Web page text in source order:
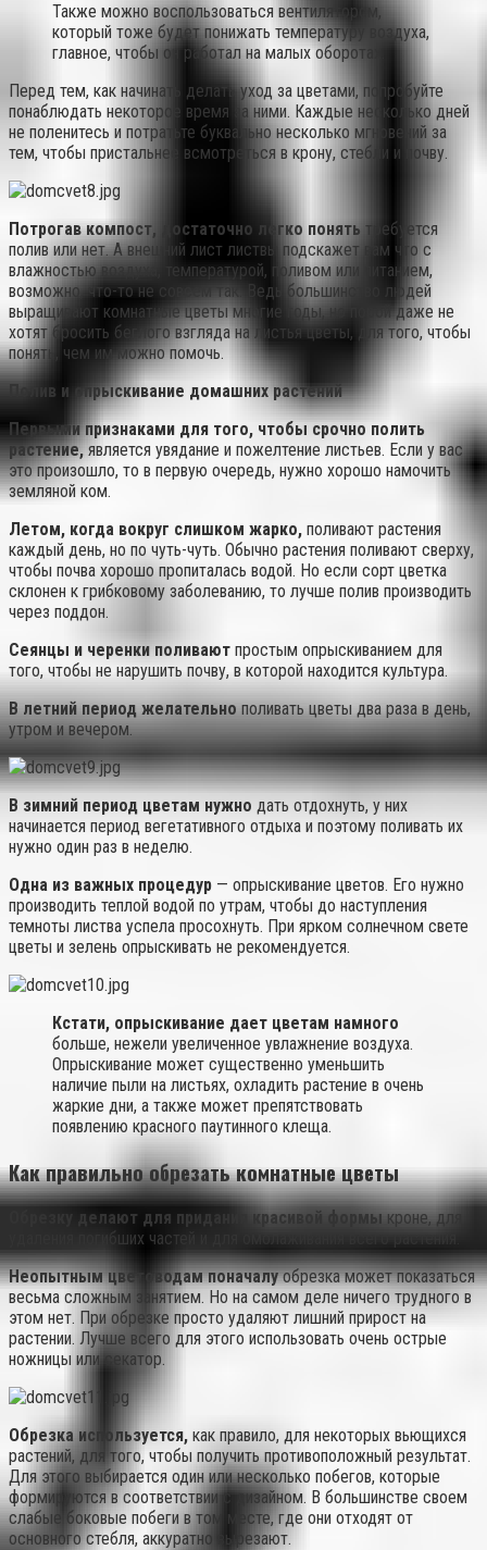
Также можно воспользоваться вентилятором,
который тоже будет понижать температуру воздуха,
главное, чтобы он работал на малых оборотах.
Перед тем, как начинать делать уход за цветами, попробуйте
понаблюдать некоторое время за ними. Каждые несколько дней
не поленитесь и потратьте буквально несколько мгновений за
тем, чтобы пристальнее всмотреться в крону, стебли и почву.
Потрогав компост, достаточно легко понять требуется
полив или нет. А внешний лист листвы подскажет вам что с
влажностью воздуха, температурой, поливом или питанием,
возможно, что-то не совсем так. Ведь большинство людей
выращивают комнатные цветы многие годы, но порой даже не
хотят бросить беглого взгляда на листья цветы, для того, чтобы
понять, чем им можно помочь.
Полив и опрыскивание домашних растений
Первыми признаками для того, чтобы срочно полить
растение,является увядание и пожелтение листьев. Если у вас
это произошло, то в первую очередь, нужно хорошо намочить
земляной ком.
Летом, когда вокруг слишком жарко, поливают растения
каждый день, но по чуть-чуть. Обычно растения поливают сверху,
чтобы почва хорошо пропиталась водой. Но если сорт цветка
склонен к грибковому заболеванию, то лучше полив производить
через поддон.
Сеянцы и черенки поливают простым опрыскиванием для
того, чтобы не нарушить почву, в которой находится культура.
В летний период желательнополивать цветы два раза в день,
утром и вечером.
В зимний период цветам нужно дать отдохнуть, у них
начинается период вегетативного отдыха и поэтому поливать их
нужно один раз в неделю.
Одна из важных процедур — опрыскивание цветов. Его нужно
производить теплой водой по утрам, чтобы до наступления
темноты листва успела просохнуть. При ярком солнечном свете
цветы и зелень опрыскивать не рекомендуется.
Кстати, опрыскивание дает цветам намного
больше, нежели увеличенное увлажнение воздуха.
Опрыскивание может существенно уменьшить
наличие пыли на листьях, охладить растение в очень
жаркие дни, а также может препятствовать
появлению красного паутинного клеща.
Как правильно обрезать комнатные цветы
Обрезку делают для придания красивой формы кроне, для
удаления погибших частей и для омолаживания всего растения.
Неопытным цветоводам поначалуобрезка может показаться
весьма сложным занятием. Но на самом деле ничего трудного в
этом нет. При обрезке просто удаляют лишний прирост на
растении. Лучше всего для этого использовать очень острые
ножницы или секатор.
Обрезка используется, как правило, для некоторых вьющихся
растений, для того, чтобы получить противоположный результат.
Для этого выбирается один или несколько побегов, которые
формируются в соответствии с дизайном. В большинстве своем
слабые боковые побеги в том месте, где они отходят от
основного стебля, аккуратно вырезают.